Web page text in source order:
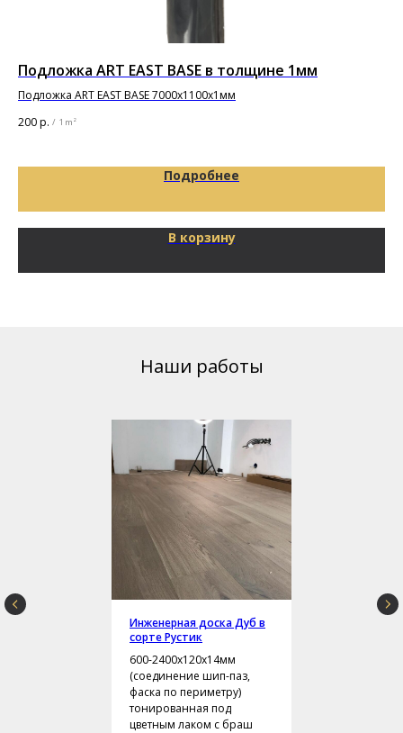
Подложка ART EAST BASE в толщине 1мм
Подложка ART EAST BASE 7000х1100х1мм
200р. / 1 m²
Подробнее
В корзину
Наши работы
Инженерная доска Дуб в
сорте Рустик
600-2400х120х14мм
(соединение шип-паз,
фаска по периметру)
тонированная под
цветным лаком с браш